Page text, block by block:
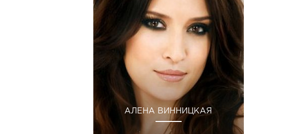
АЛЕНА ВИННИЦКАЯ